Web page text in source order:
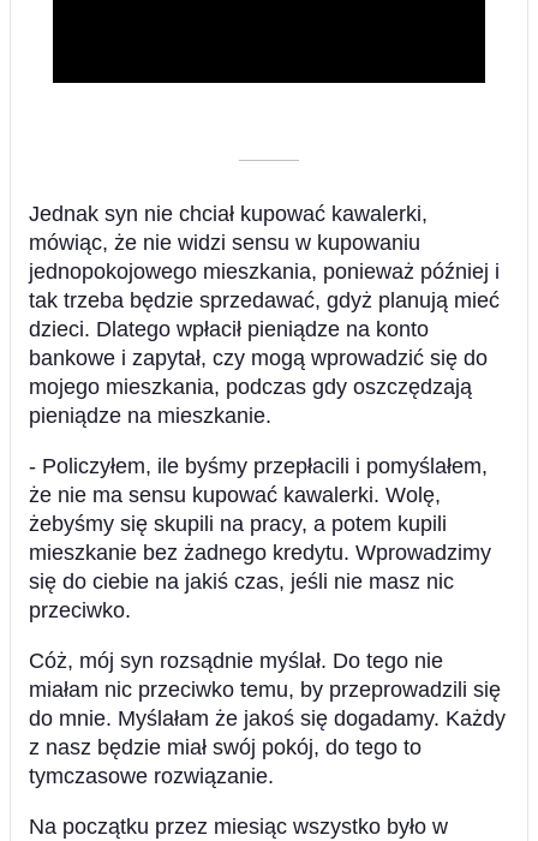
––––––––––
Jednak syn nie chciał kupować kawalerki,
mówiąc, że nie widzi sensu w kupowaniu
jednopokojowego mieszkania, ponieważ później i
tak trzeba będzie sprzedawać, gdyż planują mieć
dzieci. Dlatego wpłacił pieniądze na konto
bankowe i zapytał, czy mogą wprowadzić się do
mojego mieszkania, podczas gdy oszczędzają
pieniądze na mieszkanie.
- Policzyłem, ile byśmy przepłacili i pomyślałem,
że nie ma sensu kupować kawalerki. Wolę,
żebyśmy się skupili na pracy, a potem kupili
mieszkanie bez żadnego kredytu. Wprowadzimy
się do ciebie na jakiś czas, jeśli nie masz nic
przeciwko.
Cóż, mój syn rozsądnie myślał. Do tego nie
miałam nic przeciwko temu, by przeprowadzili się
do mnie. Myślałam że jakoś się dogadamy. Każdy
z nasz będzie miał swój pokój, do tego to
tymczasowe rozwiązanie.
Na początku przez miesiąc wszystko było w